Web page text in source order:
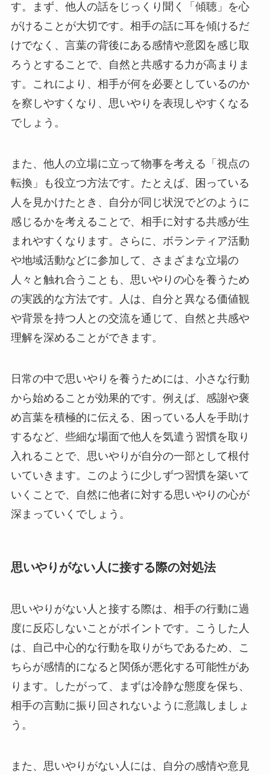
す。まず、他人の話をじっくり聞く「傾聴」を心
がけることが大切です。相手の話に耳を傾けるだ
けでなく、言葉の背後にある感情や意図を感じ取
ろうとすることで、自然と共感する力が高まりま
す。これにより、相手が何を必要としているのか
を察しやすくなり、思いやりを表現しやすくなる
でしょう。
また、他人の立場に立って物事を考える「視点の
転換」も役立つ方法です。たとえば、困っている
人を見かけたとき、自分が同じ状況でどのように
感じるかを考えることで、相手に対する共感が生
まれやすくなります。さらに、ボランティア活動
や地域活動などに参加して、さまざまな立場の
人々と触れ合うことも、思いやりの心を養うため
の実践的な方法です。人は、自分と異なる価値観
や背景を持つ人との交流を通じて、自然と共感や
理解を深めることができます。
日常の中で思いやりを養うためには、小さな行動
から始めることが効果的です。例えば、感謝や褒
め言葉を積極的に伝える、困っている人を手助け
するなど、些細な場面で他人を気遣う習慣を取り
入れることで、思いやりが自分の一部として根付
いていきます。このように少しずつ習慣を築いて
いくことで、自然に他者に対する思いやりの心が
深まっていくでしょう。
思いやりがない人に接する際の対処法
思いやりがない人と接する際は、相手の行動に過
度に反応しないことがポイントです。こうした人
は、自己中心的な行動を取りがちであるため、こ
ちらが感情的になると関係が悪化する可能性があ
ります。したがって、まずは冷静な態度を保ち、
相手の言動に振り回されないように意識しましょ
う。
また、思いやりがない人には、自分の感情や意見